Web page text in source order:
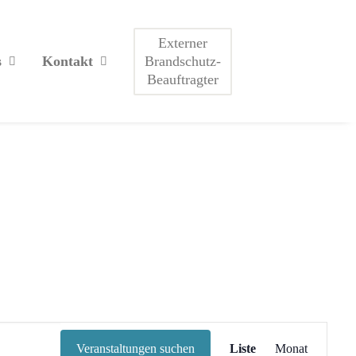
Kontakt
Externer
Brandschutz-
Beauftragter
Veranstaltungen suchen
Ansichten-
Liste Monat